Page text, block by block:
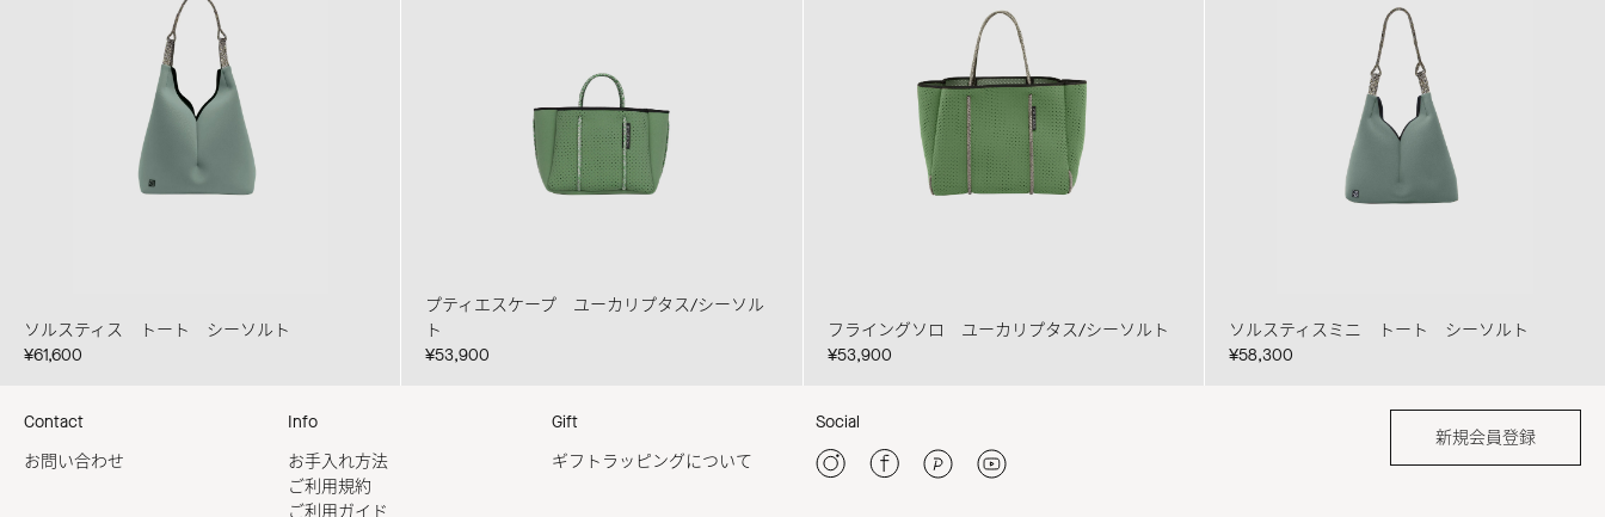
ソルスティス トート シーソルト
¥61,600
プティエスケープ ユーカリプタス/シーソル
ト
¥53,900
フライングソロ ユーカリプタス/シーソルト
¥53,900
ソルスティスミニ トート シーソルト
¥58,300
Contact
お問い合わせ
Info
お手入れ方法
ご利用規約
ご利用ガイド
Gift
ギフトラッピングについて
Social
新規会員登録